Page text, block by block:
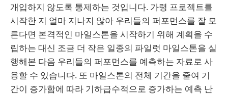
개입하지 않도록 통제하는 것입니다. 가령 프로젝트를
시작한 지 얼마 지나지 않아 우리들의 퍼포먼스를 잘 모
른다면 본격적인 마일스톤을 시작하기 위해 계획을 수
립하는 대신 조금 더 작은 일종의 파일럿 마일스톤을 실
행해본 다음 우리들의 퍼포먼스를 예측하는 자료로 사
용할 수 있습니다. 또 마일스톤의 전체 기간을 줄여 기
간이 증가함에 따라 기하급수적으로 증가하는 예측 난